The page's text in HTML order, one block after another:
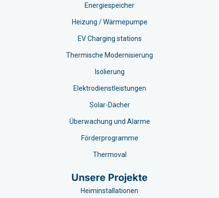
Energiespeicher
Heizung / Wärmepumpe
EV Charging stations​
Thermische Modernisierung
Isolierung
Elektrodienstleistungen
Solar-Dächer
Überwachung und Alarme
Förderprogramme
Thermoval
Unsere Projekte
Heiminstallationen